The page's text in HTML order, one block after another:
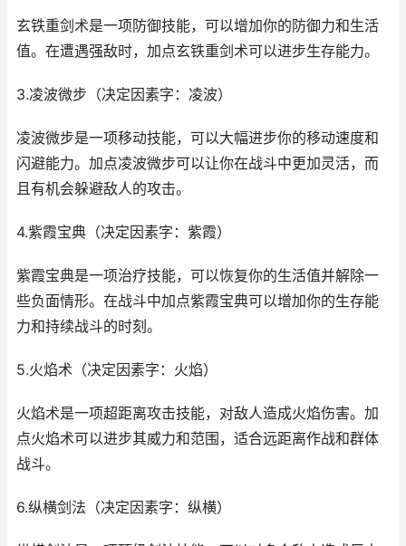
玄铁重剑术是一项防御技能，可以增加你的防御力和生活
值。在遭遇强敌时，加点玄铁重剑术可以进步生存能力。
3.凌波微步（决定因素字：凌波）
凌波微步是一项移动技能，可以大幅进步你的移动速度和
闪避能力。加点凌波微步可以让你在战斗中更加灵活，而
且有机会躲避敌人的攻击。
4.紫霞宝典（决定因素字：紫霞）
紫霞宝典是一项治疗技能，可以恢复你的生活值并解除一
些负面情形。在战斗中加点紫霞宝典可以增加你的生存能
力和持续战斗的时刻。
5.火焰术（决定因素字：火焰）
火焰术是一项超距离攻击技能，对敌人造成火焰伤害。加
点火焰术可以进步其威力和范围，适合远距离作战和群体
战斗。
6.纵横剑法（决定因素字：纵横）